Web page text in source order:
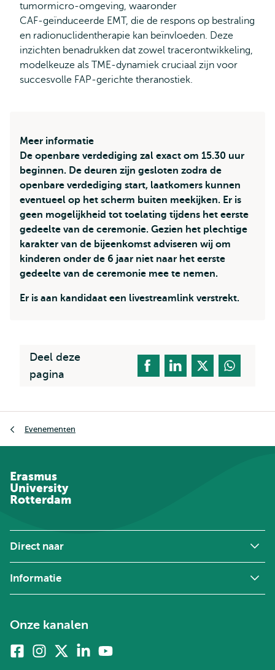
tumormicro‑omgeving, waaronder
CAF‑geïnduceerde EMT, die de respons op bestraling
en radionuclidentherapie kan beïnvloeden. Deze
inzichten benadrukken dat zowel tracerontwikkeling,
modelkeuze als TME‑dynamiek cruciaal zijn voor
succesvolle FAP‑gerichte theranostiek.
Meer informatie
De openbare verdediging zal exact om 15.30 uur
beginnen. De deuren zijn gesloten zodra de
openbare verdediging start, laatkomers kunnen
eventueel op het scherm buiten meekijken. Er is
geen mogelijkheid tot toelating tijdens het eerste
gedeelte van de ceremonie. Gezien het plechtige
karakter van de bijeenkomst adviseren wij om
kinderen onder de 6 jaar niet naar het eerste
gedeelte van de ceremonie mee te nemen.
Er is aan kandidaat een livestreamlink verstrekt.
Deel deze
pagina
Evenementen
Erasmus
University
Rotterdam
Direct naar
Informatie
Onze kanalen
FacebookInstagram Linkedin